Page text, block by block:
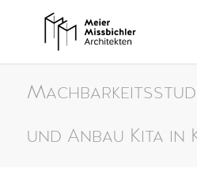
und Anbau Kita in